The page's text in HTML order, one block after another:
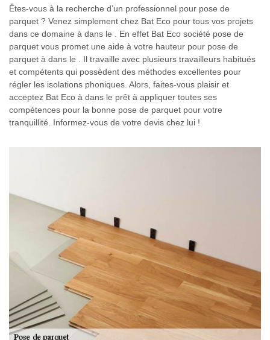
Êtes-vous à la recherche d’un professionnel pour pose de
parquet ? Venez simplement chez Bat Eco pour tous vos projets
dans ce domaine à dans le . En effet Bat Eco société pose de
parquet vous promet une aide à votre hauteur pour pose de
parquet à dans le . Il travaille avec plusieurs travailleurs habitués
et compétents qui possèdent des méthodes excellentes pour
régler les isolations phoniques. Alors, faites-vous plaisir et
acceptez Bat Eco à dans le prêt à appliquer toutes ses
compétences pour la bonne pose de parquet pour votre
tranquillité. Informez-vous de votre devis chez lui !